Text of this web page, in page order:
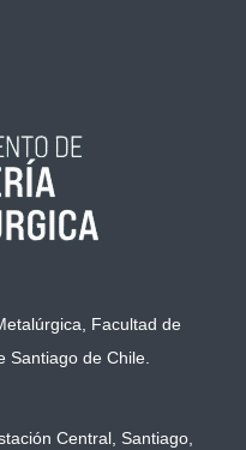
Facultad de
Santiago de Chile.
Central, Santiago,